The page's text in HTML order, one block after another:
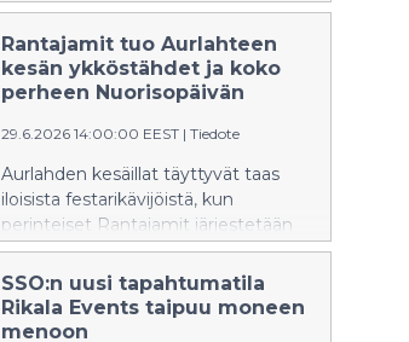
Lohjan Aurlahden rannassa. Kävijämäärä
pysyy vuodesta toiseen
tasaisena, ollen tälläkin kertaa noin
12 000. Tänä vuonna ohjelmistoon
odotukset rentona koko perheen
tapahtumana.
Rantajamit tuo Aurlahteen
kesän ykköstähdet ja koko
perheen Nuorisopäivän
29.6.2026 14:00:00 EEST | Tiedote
Aurlahden kesäillat täyttyvät taas
iloisista festarikävijöistä, kun
perinteiset Rantajamit järjestetään
2.–4.7. Lohjan keskustan
tuntumassa. Kauniissa järvimiljöössä
järjestettävä festivaali on
vakiinnuttanut paikkansa yhtenä
SSO:n uusi tapahtumatila
Rikala Events taipuu moneen
menoon